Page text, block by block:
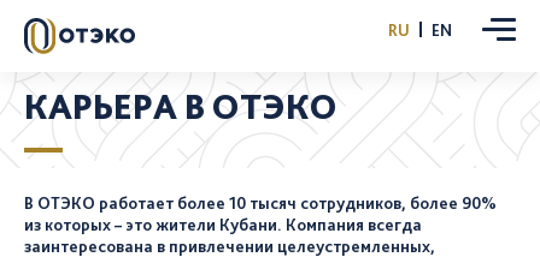
RU EN
КАРЬЕРА В ОТЭКО
В ОТЭКО работает более 10 тысяч сотрудников, более 90%
из которых – это жители Кубани. Компания всегда
заинтересована в привлечении целеустремленных,